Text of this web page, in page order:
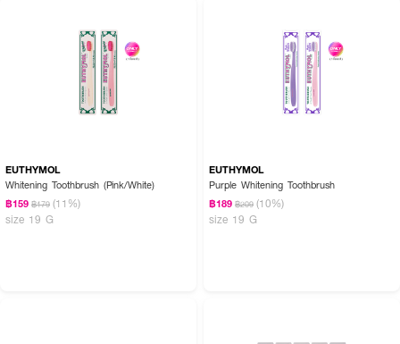
EUTHYMOL
Whitening Toothbrush (Pink/White)
฿159 ฿179 (11%)
size 19 G
EUTHYMOL
Purple Whitening Toothbrush
฿189 ฿209 (10%)
size 19 G